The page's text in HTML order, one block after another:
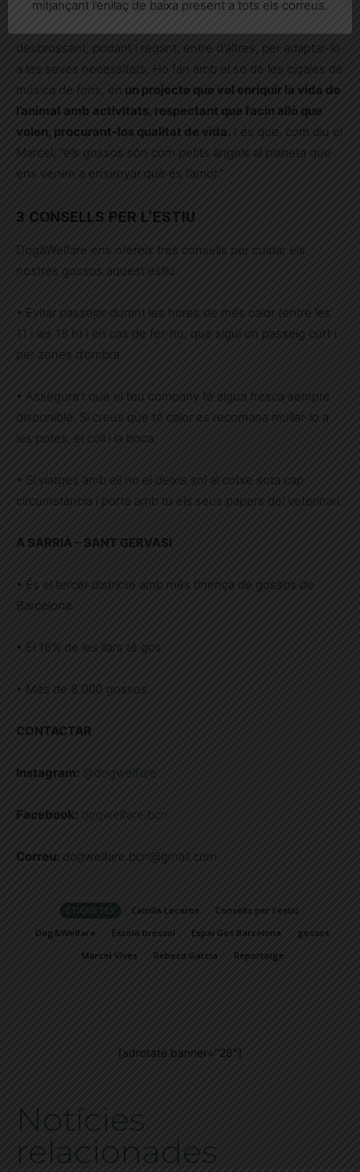
d’estimables.” Hi haurà gàbies al terreny? Ni parlar-ne!
desbrossant, podant i regant, entre d’altres, per adaptar-lo
a les seves necessitats. Ho fan amb el so de les cigales de
música de fons, en un projecte que vol enriquir la vida de
l’animal amb activitats, respectant que facin allò que
volen, procurant-los qualitat de vida. I és que, com diu el
Marcel, “els gossos són com petits àngels al planeta que
ens vénen a ensenyar què és l’amor.”
3 CONSELLS PER L’ESTIU
Dog&Welfare ens ofereix tres consells per cuidar els
nostres gossos aquest estiu:
• Evitar passejar durant les hores de més calor (entre les
11 i les 18 h) i en cas de fer-ho, que sigui un passeig curt i
per zones d’ombra.
• Assegura’t que el teu company té aigua fresca sempre
disponible. Si creus que té calor es recomana mullar-lo a
les potes, el coll i la boca.
• Si viatges amb ell no el deixis sol al cotxe sota cap
circumstància i porta amb tu els seus papers del veterinari.
A SARRIÀ – SANT GERVASI
• És el tercer districte amb més tinença de gossos de
Barcelona
• El 16% de les llars té gos
• Més de 8.000 gossos
CONTACTAR
Instagram: @dogwelfare
Facebook: dogwelfare.bcn
Correu: dogwelfare.bcn@gmail.com
ETIQUETES Camila Lecaros
Consells per l'estiu
Dog&Welfare
Escola bressol Espai Gos Barcelona
gossos
Marcel Vives
Rebeca Garcia Reportatge
[adrotate banner="28"]
Notícies
relacionades
mitjançant l’enllaç de baixa present a tots els correus.